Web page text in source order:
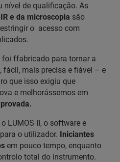
nível de qualificação. As
e da microscopia são
o acesso com
foi ffabricado para tornar a
fácil, mais precisa e fiável – e
que isso exigiu que
e melhorássemos em
LUMOS II, o software e
o utilizador. Iniciantes
em pouco tempo, enquanto
total do instrumento.